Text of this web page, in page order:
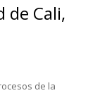
de Cali,
de la